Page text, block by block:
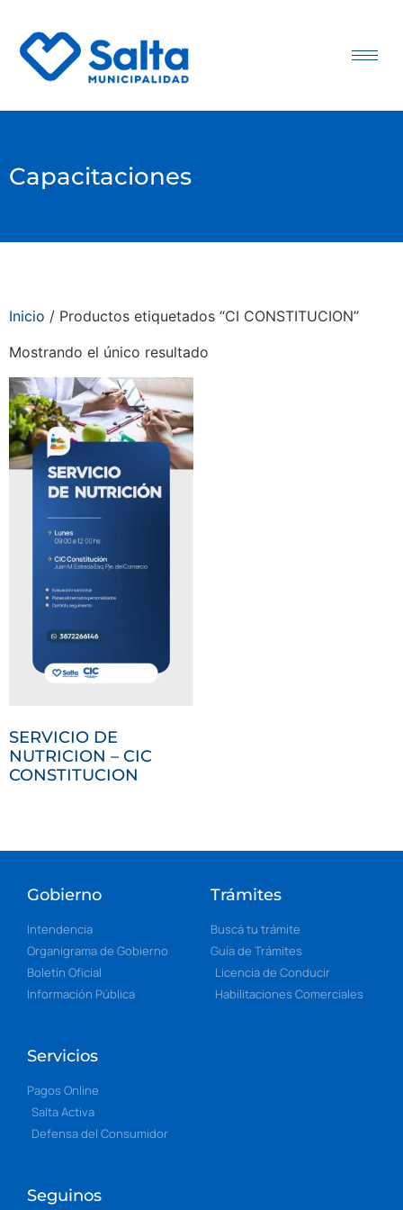
Capacitaciones
Inicio / Productos etiquetados “CI CONSTITUCION”
Mostrando el único resultado
SERVICIO DE
NUTRICION – CIC
CONSTITUCION
Gobierno
Intendencia
Organigrama de Gobierno
Boletín Oficial
Información Pública
Trámites
Buscá tu trámite
Guía de Trámites
Licencia de Conducir
Habilitaciones Comerciales
Servicios
Pagos Online
Salta Activa
Defensa del Consumidor
Seguinos